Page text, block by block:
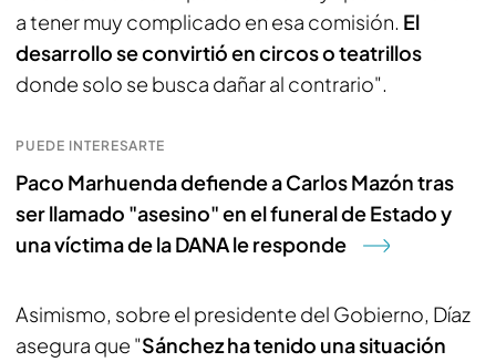
a tener muy complicado en esa comisión. El
desarrollo se convirtió en circos o teatrillos
donde solo se busca dañar al contrario".
PUEDE INTERESARTE
Paco Marhuenda defiende a Carlos Mazón tras
ser llamado "asesino" en el funeral de Estado y
una víctima de la DANA le responde
Asimismo, sobre el presidente del Gobierno, Díaz
asegura que "Sánchez ha tenido una situación